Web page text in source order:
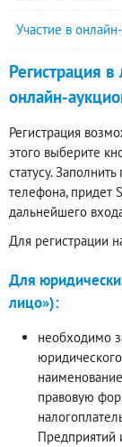
Участие в
Регистрация
онлайн-
Регистрация
этого выберите
статусу.
телефона, придет
дальнейшего
Для регистрации
Для
лицо»):
необходимо
правовую
Предприятий